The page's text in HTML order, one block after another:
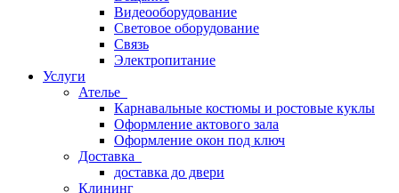
Видеооборудование
Световое оборудование
Связь
Электропитание
Услуги
Ателье
Карнавальные костюмы и ростовые куклы
Оформление актового зала
Оформление окон под ключ
Доставка
доставка до двери
Клининг